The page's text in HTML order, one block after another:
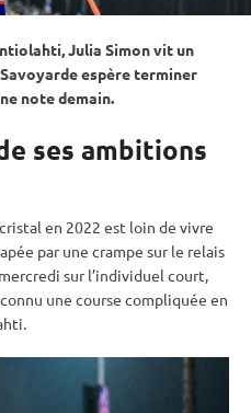
, Julia Simon vit un
espère terminer
note demain.
ses ambitions
en 2022 est loin de vivre
par une crampe sur le relais
sur l’individuel court,
une course compliquée en
.